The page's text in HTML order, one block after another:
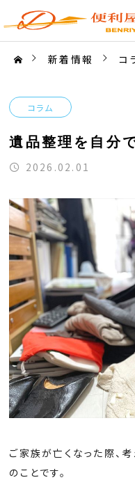
新着情報 コ
コラム
遺品整理を自分
2026.02.01
ご家族が亡くなった際、
のことです。